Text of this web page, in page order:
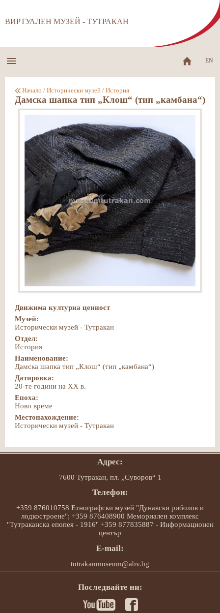
ВИРТУАЛЕН МУЗЕЙ - ТУТРАКАН
EN
Начало / Исторически музей / История
Дамска шапка тип „Клош“ (тип „камбана“)
Движима културна ценност
Музей:
Исторически музей - Тутракан
Отдел:
История
Наименование:
Дамска шапка тип „Клош“ (тип „камбана“)
Датировка:
20-те години на ХХ в.
Епоха:
Ново време
Местонахождение:
Исторически музей - Тутракан
Адрес:
7600 Тутракан, пл. „Суворов“ 1
Телефон:
+359 876010758 Етнографски музей "Дунавски риболов и
лодкостроене"; +359 876408900 Мемориален комплекс
"Тутраканска епопея - 1916" +359 877835887 - Информационен
център
E-mail:
tutrakanmuseum@abv.bg
Последвайте ни: